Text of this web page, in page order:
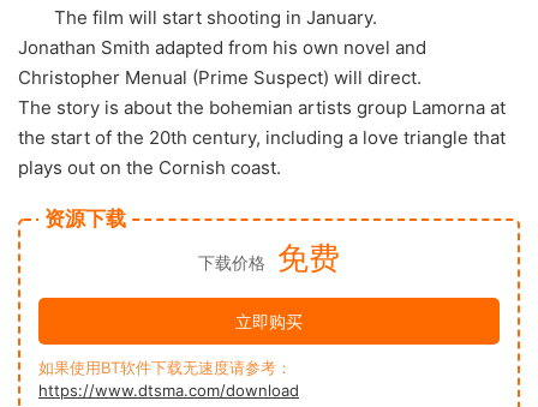
The film will start shooting in January.
Jonathan Smith adapted from his own novel and
Christopher Menual (Prime Suspect) will direct.
The story is about the bohemian artists group Lamorna at
the start of the 20th century, including a love triangle that
plays out on the Cornish coast.
资源下载
下载价格 免费
立即购买
如果使用BT软件下载无速度请参考：
https://www.dtsma.com/download